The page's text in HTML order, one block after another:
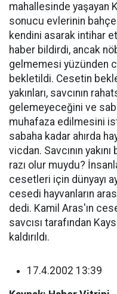
mahallesinde yaşayan
sonucu evlerinin
kendini asarak intihar
haber bildirdi, ancak
gelmemesi yüzünden
bekletildi. Cesetin
yakınları, savcının
gelemeyeceğini ve
muhafaza edilmesini
sabaha kadar ahırda
vicdan. Savcının
razı olur muydu?
cesetleri için dünyayı
cesedi hayvanların
dedi. Kamil Aras'ın
savcısı tarafından
kaldırıldı.
17.4.2002 13:39